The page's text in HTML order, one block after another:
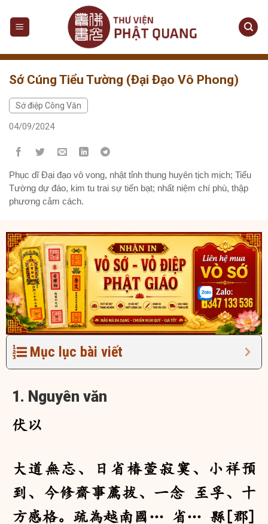
Sớ Cúng Tiểu Tường (Đại Đạo Vô Phong)
Sớ điệp Công Văn
04/09/2024
Phục dĩ Đại đạo vô vong, nhật tỉnh thung huyên tịch mịch; Tiểu
Tường dự đáo, kim tu trai sự tiến bạt; nhất niệm chí phù, thập
phương cảm cách.
Mục lục bài viết
1. Nguyên văn
伏以
大道無忘、日省椿萱寂寞、小祥預
到、今修齋事薦拔、一念 至孚、十
方感格。疏為越南國… 省… 縣[郡]